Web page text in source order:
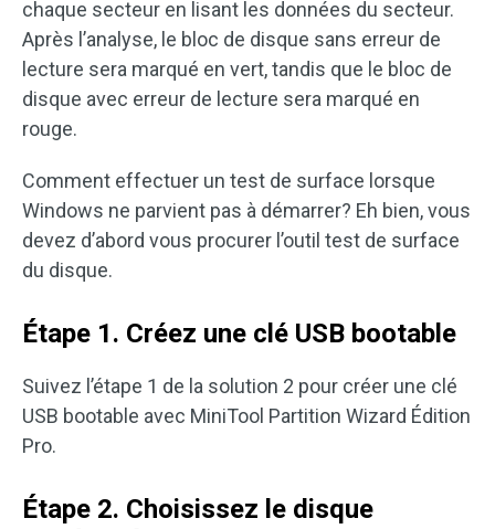
chaque secteur en lisant les données du secteur.
Après l’analyse, le bloc de disque sans erreur de
lecture sera marqué en vert, tandis que le bloc de
disque avec erreur de lecture sera marqué en
rouge.
Comment effectuer un test de surface lorsque
Windows ne parvient pas à démarrer? Eh bien, vous
devez d’abord vous procurer l’outil test de surface
du disque.
Étape 1. Créez une clé USB bootable
Suivez l’étape 1 de la solution 2 pour créer une clé
USB bootable avec MiniTool Partition Wizard Édition
Pro.
Étape 2. Choisissez le disque